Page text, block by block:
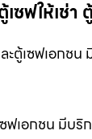
ฟให้เช่า
ตู้เซฟเอกชน
เอกชน มีบ